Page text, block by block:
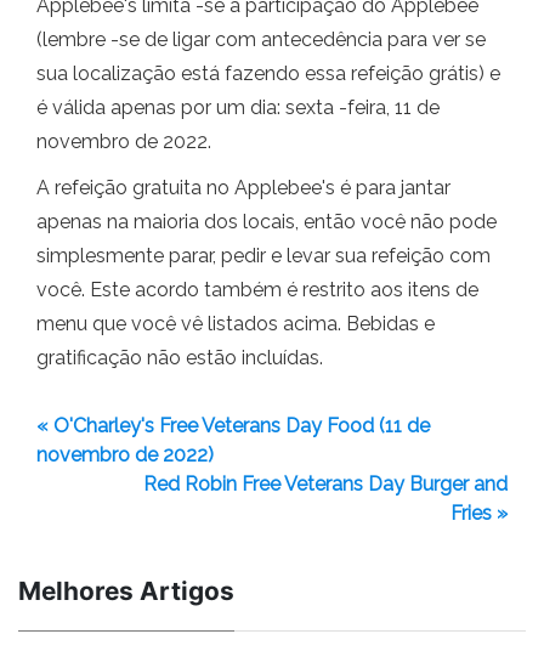
Applebee's limita -se à participação do Applebee
(lembre -se de ligar com antecedência para ver se
sua localização está fazendo essa refeição grátis) e
é válida apenas por um dia: sexta -feira, 11 de
novembro de 2022.
A refeição gratuita no Applebee's é para jantar
apenas na maioria dos locais, então você não pode
simplesmente parar, pedir e levar sua refeição com
você. Este acordo também é restrito aos itens de
menu que você vê listados acima. Bebidas e
gratificação não estão incluídas.
« O'Charley's Free Veterans Day Food (11 de
novembro de 2022)
Red Robin Free Veterans Day Burger and
Fries »
Melhores Artigos